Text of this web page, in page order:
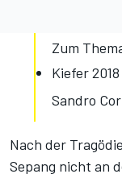
Zum
Kiefer
Sandro
Nach der
Sepang nicht an